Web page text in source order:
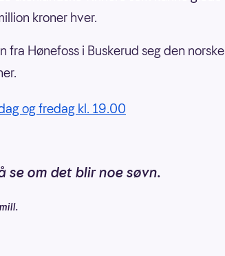
kroner hver.
fra Hønefoss i Buskerud seg den norske
og fredag kl. 19.00
se om det blir noe søvn.